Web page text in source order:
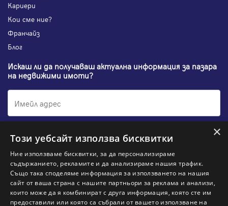
Кариери
Кои сме ние?
Франчайз
Блог
Искаш ли да получаваш актуална информация за пазара
на недвижими имоти?
Абонирам се
НАЙ-ПОПУЛЯРНИ ТЪРСЕНИЯ:
Общи условия Политика за "бисквитки"
×
Този уебсайт използва бисквитки
Ние използваме бисквитки, за да персонализираме
съдържанието, рекламите и да анализираме нашия трафик.
Също така споделяме информация за използването на нашия
сайт от ваша страна с нашите партньори за реклама и анализи,
които може да я комбинират с друга информация, която сте им
предоставили или която са събрали от вашето използване на